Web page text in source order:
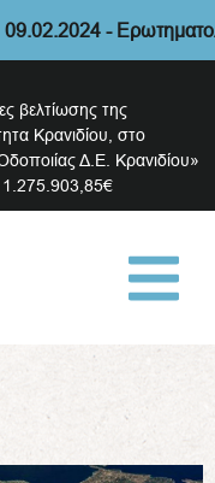
- Ερωτηματολόγιο
βελτίωσης της
Κρανιδίου, στο
Δ.Ε. Κρανιδίου»